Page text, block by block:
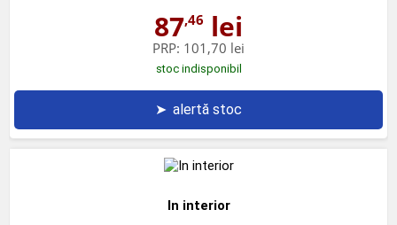
87,46 lei
PRP: 101,70 lei
stoc indisponibil
➤ alertă stoc
In interior